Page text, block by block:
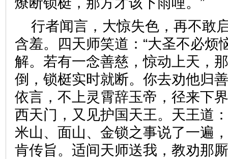
行者闻言，大惊失色，再不敢
含羞。四天师笑道：“大圣不必烦
解。若有一念善慈，惊动上天，
倒，锁梃实时就断。你去劝他归
依言，不上灵霄辞玉帝，径来下
西天门，又见护国天王。天王道
米山、面山、金锁之事说了一遍
肯传旨。适间天师送我，教劝那